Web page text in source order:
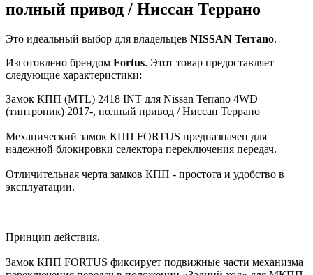
полный привод / Ниссан Террано
Это идеальный выбор для владельцев NISSAN Terrano.
Изготовлено брендом Fortus. Этот товар предоставляет
следующие характеристики:
Замок КПП (MTL) 2418 INT для Nissan Terrano 4WD
(типтроник) 2017-, полный привод / Ниссан Террано
Механический замок КПП FORTUS предназначен для
надежной блокировки селектора переключения передач.
Отличительная черта замков КПП - простота и удобство в
эксплуатации.
Принцип действия.
Замок КПП FORTUS фиксирует подвижные части механизма